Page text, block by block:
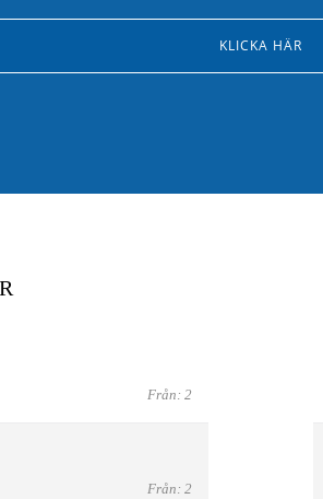
KLICKA HÄR
Från: 2
Från: 2